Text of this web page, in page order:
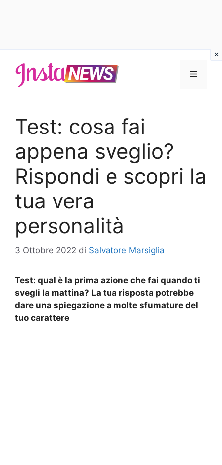
contenuto
Menu
Test: cosa fai
appena sveglio?
Rispondi e scopri la
tua vera
personalità
3 Ottobre 2022 di Salvatore Marsiglia
Test: qual è la prima azione che fai quando ti
svegli la mattina? La tua risposta potrebbe
dare una spiegazione a molte sfumature del
tuo carattere